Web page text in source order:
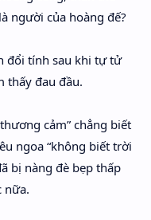
người của hoàng đế?
đổi tính sau khi tự tử
thấy đau đầu.
cảm” chẳng biết
ngoa “không biết trời
bị nàng đè bẹp thấp
nữa.